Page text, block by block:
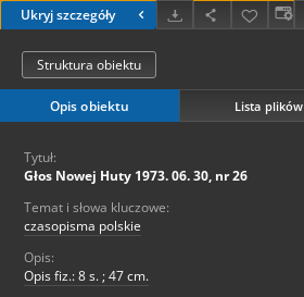
Ukryj szczegóły
Struktura obiektu
Opis obiektu Lista plików
Tytuł:
Głos Nowej Huty 1973. 06. 30, nr 26
Temat i słowa kluczowe:
czasopisma polskie
Opis:
Opis fiz.: 8 s. ; 47 cm.